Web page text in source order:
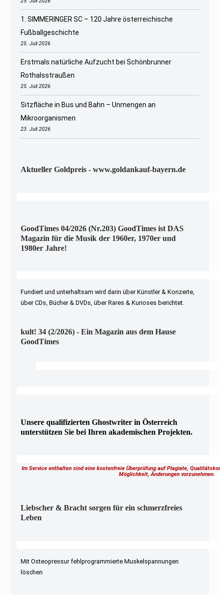
1. SIMMERINGER SC – 120 Jahre österreichische
Fußballgeschichte
25. Juli 2026
Erstmals natürliche Aufzucht bei Schönbrunner
Rothalsstraußen
25. Juli 2026
Sitzfläche in Bus und Bahn – Unmengen an
Mikroorganismen
23. Juli 2026
Aktueller Goldpreis - www.goldankauf-bayern.de
GoodTimes 04/2026 (Nr.203) GoodTimes ist DAS
Magazin für die Musik der 1960er, 1970er und
1980er Jahre!
Fundiert und unterhaltsam wird darin über Künstler & Konzerte,
über CDs, Bücher & DVDs, über Rares & Kurioses berichtet.
kult! 34 (2/2026) - Ein Magazin aus dem Hause
GoodTimes
Unsere qualifizierten Ghostwriter in Österreich
unterstützen Sie bei Ihren akademischen Projekten.
Im Service enthalten sind eine kostenfreie Überprüfung auf Plagiate,
Möglichkeit, Änderungen vorzunehmen.
Liebscher & Bracht sorgen für ein schmerzfreies
Leben
Mit Osteopressur fehlprogrammierte Muskelspannungen
löschen